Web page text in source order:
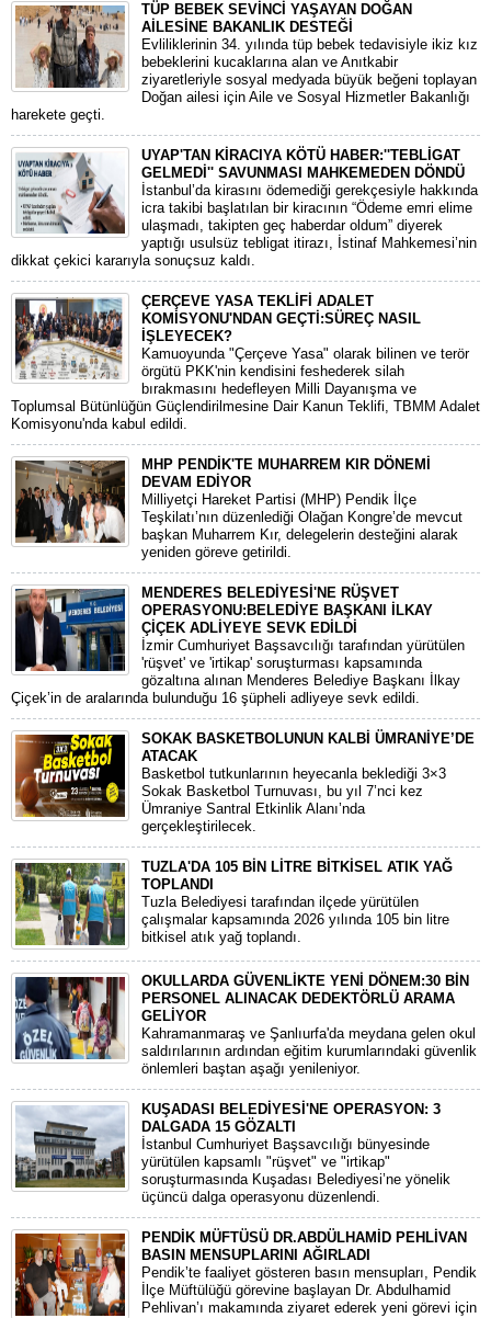
TÜP BEBEK SEVİNCİ YAŞAYAN DOĞAN
AİLESİNE BAKANLIK DESTEĞİ
​Evliliklerinin 34. yılında tüp bebek tedavisiyle ikiz kız
bebeklerini kucaklarına alan ve Anıtkabir
ziyaretleriyle sosyal medyada büyük beğeni toplayan
Doğan ailesi için Aile ve Sosyal Hizmetler Bakanlığı
harekete geçti.
UYAP'TAN KİRACIYA KÖTÜ HABER:''TEBLİGAT
GELMEDİ'' SAVUNMASI MAHKEMEDEN DÖNDÜ
​İstanbul’da kirasını ödemediği gerekçesiyle hakkında
icra takibi başlatılan bir kiracının “Ödeme emri elime
ulaşmadı, takipten geç haberdar oldum” diyerek
yaptığı usulsüz tebligat itirazı, İstinaf Mahkemesi’nin
dikkat çekici kararıyla sonuçsuz kaldı.
ÇERÇEVE YASA TEKLİFİ ADALET
KOMİSYONU'NDAN GEÇTİ:SÜREÇ NASIL
İŞLEYECEK?
​Kamuoyunda "Çerçeve Yasa" olarak bilinen ve terör
örgütü PKK'nin kendisini feshederek silah
bırakmasını hedefleyen Milli Dayanışma ve
Toplumsal Bütünlüğün Güçlendirilmesine Dair Kanun Teklifi, TBMM Adalet
Komisyonu'nda kabul edildi.
MHP PENDİK'TE MUHARREM KIR DÖNEMİ
DEVAM EDİYOR
​Milliyetçi Hareket Partisi (MHP) Pendik İlçe
Teşkilatı’nın düzenlediği Olağan Kongre’de mevcut
başkan Muharrem Kır, delegelerin desteğini alarak
yeniden göreve getirildi.
MENDERES BELEDİYESİ'NE RÜŞVET
OPERASYONU:BELEDİYE BAŞKANI İLKAY
ÇİÇEK ADLİYEYE SEVK EDİLDİ
​İzmir Cumhuriyet Başsavcılığı tarafından yürütülen
'rüşvet' ve 'irtikap' soruşturması kapsamında
gözaltına alınan Menderes Belediye Başkanı İlkay
Çiçek’in de aralarında bulunduğu 16 şüpheli adliyeye sevk edildi.
SOKAK BASKETBOLUNUN KALBİ ÜMRANİYE’DE
ATACAK
Basketbol tutkunlarının heyecanla beklediği 3×3
Sokak Basketbol Turnuvası, bu yıl 7’nci kez
Ümraniye Santral Etkinlik Alanı’nda
gerçekleştirilecek.
TUZLA'DA 105 BİN LİTRE BİTKİSEL ATIK YAĞ
TOPLANDI
Tuzla Belediyesi tarafından ilçede yürütülen
çalışmalar kapsamında 2026 yılında 105 bin litre
bitkisel atık yağ toplandı.
OKULLARDA GÜVENLİKTE YENİ DÖNEM:30 BİN
PERSONEL ALINACAK DEDEKTÖRLÜ ARAMA
GELİYOR
​Kahramanmaraş ve Şanlıurfa'da meydana gelen okul
saldırılarının ardından eğitim kurumlarındaki güvenlik
önlemleri baştan aşağı yenileniyor.
KUŞADASI BELEDİYESİ'NE OPERASYON: 3
DALGADA 15 GÖZALTI
​İstanbul Cumhuriyet Başsavcılığı bünyesinde
yürütülen kapsamlı "rüşvet" ve "irtikap"
soruşturmasında Kuşadası Belediyesi’ne yönelik
üçüncü dalga operasyonu düzenlendi.
PENDİK MÜFTÜSÜ DR.ABDÜLHAMİD PEHLİVAN
BASIN MENSUPLARINI AĞIRLADI
​Pendik’te faaliyet gösteren basın mensupları, Pendik
İlçe Müftülüğü görevine başlayan Dr. Abdulhamid
Pehlivan’ı makamında ziyaret ederek yeni görevi için